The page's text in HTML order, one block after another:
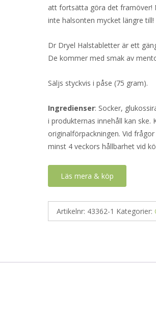
att fortsätta göra det framöver!
inte halsonten mycket längre
Dr Dryel Halstabletter är ett
De kommer med smak av
Säljs styckvis i påse (75 gram).
Ingredienser: Socker,
i produkternas innehåll kan
originalförpackningen. Vid
minst 4 veckors hållbarhet vid
Läs mera & köp
Artikelnr: 43362-1 Kategorier: